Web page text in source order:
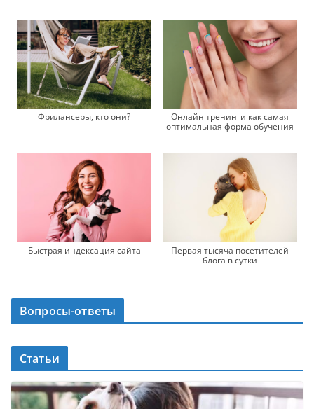
Фрилансеры, кто они?
Онлайн тренинги как самая
оптимальная форма обучения
Быстрая индексация сайта
Первая тысяча посетителей
блога в сутки
Вопросы-ответы
Статьи